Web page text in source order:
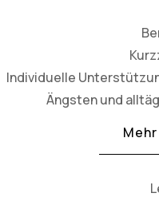
Individuelle
Ängsten und